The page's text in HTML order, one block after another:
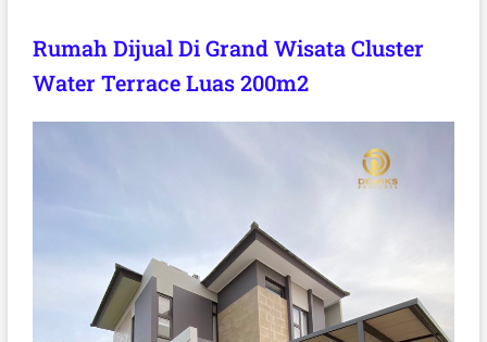
Rumah Dijual Di Grand Wisata Cluster
Water Terrace Luas 200m2